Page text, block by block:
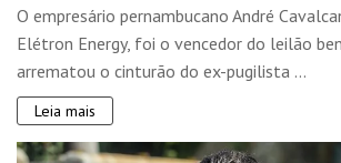
O empresário pernambucano André
Elétron Energy, foi o vencedor do leilão
arrematou o cinturão do ex-pugilista ...
Leia mais